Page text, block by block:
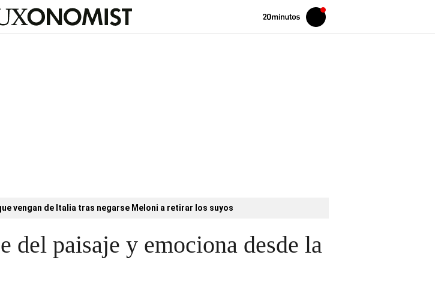
Volver
Iniciar
sesión
vengan de Italia tras negarse Meloni a retirar los suyos
del paisaje y emociona desde la